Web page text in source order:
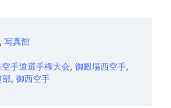
写真館
手道選手権大会, 御殿場西空手,
部, 御西空手